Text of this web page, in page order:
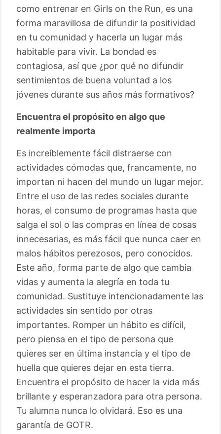
como entrenar en Girls on the Run, es una
forma maravillosa de difundir la positividad
en tu comunidad y hacerla un lugar más
habitable para vivir. La bondad es
contagiosa, así que ¿por qué no difundir
sentimientos de buena voluntad a los
jóvenes durante sus años más formativos?
Encuentra el propósito en algo que
realmente importa
Es increíblemente fácil distraerse con
actividades cómodas que, francamente, no
importan ni hacen del mundo un lugar mejor.
Entre el uso de las redes sociales durante
horas, el consumo de programas hasta que
salga el sol o las compras en línea de cosas
innecesarias, es más fácil que nunca caer en
malos hábitos perezosos, pero conocidos.
Este año, forma parte de algo que cambia
vidas y aumenta la alegría en toda tu
comunidad. Sustituye intencionadamente las
actividades sin sentido por otras
importantes. Romper un hábito es difícil,
pero piensa en el tipo de persona que
quieres ser en última instancia y el tipo de
huella que quieres dejar en esta tierra.
Encuentra el propósito de hacer la vida más
brillante y esperanzadora para otra persona.
Tu alumna nunca lo olvidará. Eso es una
garantía de GOTR.